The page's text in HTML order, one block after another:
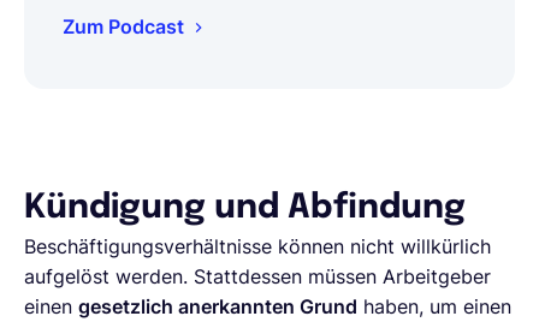
Zum Podcast
Kündigung und Abfindung
Beschäftigungsverhältnisse können nicht willkürlich
aufgelöst werden. Stattdessen müssen Arbeitgeber
einen gesetzlich anerkannten Grund haben, um einen